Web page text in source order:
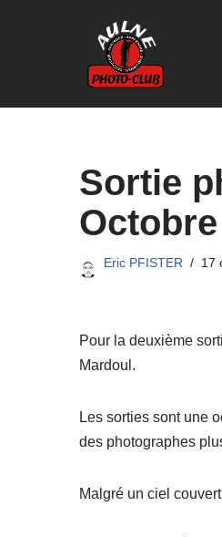
Sortie
Eric PFISTER 17
Pour la deuxième
Mardoul.
Les sorties sont une
des photographes
Malgré un ciel